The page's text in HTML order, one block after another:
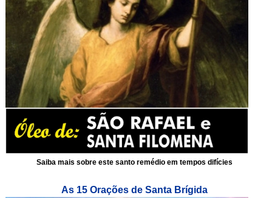
Saiba mais sobre este santo remédio em tempos difícies
As 15 Orações de Santa Brígida